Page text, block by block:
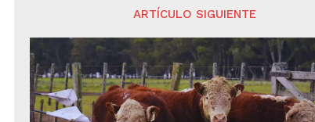
ARTÍCULO SIGUIENTE